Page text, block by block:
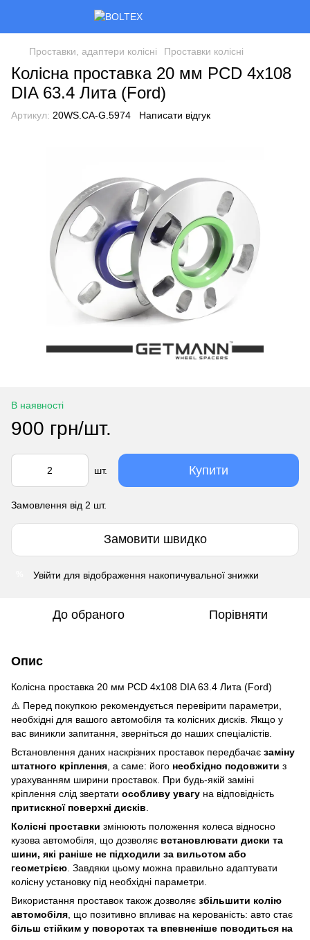
Проставки, адаптери колісні Проставки колісні
Колісна проставка 20 мм PCD 4x108
DIA 63.4 Лита (Ford)
Артикул: 20WS.CA-G.5974 Написати відгук
В наявності
900 грн/шт.
шт. Купити
Замовлення від 2 шт.
Замовити швидко
Увійти для відображення накопичувальної знижки
До обраного Порівняти
Опис
Колісна проставка 20 мм PCD 4x108 DIA 63.4 Лита (Ford)
⚠️ Перед покупкою рекомендується перевірити параметри,
необхідні для вашого автомобіля та колісних дисків. Якщо у
вас виникли запитання, зверніться до наших спеціалістів.
Встановлення даних наскрізних проставок передбачає заміну
штатного кріплення , а саме: його необхідно подовжити з
урахуванням ширини проставок. При будь-якій заміні
кріплення слід звертати особливу увагу на відповідність
притискної поверхні дисків
Колісні проставки змінюють положення колеса відносно
кузова автомобіля, що дозволяє встановлювати диски та
шини, які раніше не підходили за вильотом або
геометрією . Завдяки цьому можна правильно адаптувати
колісну установку під необхідні параметри.
Використання проставок також дозволяє збільшити колію
автомобіля , що позитивно впливає на керованість: авто стає
більш стійким у поворотах та впевненіше поводиться на